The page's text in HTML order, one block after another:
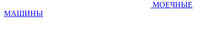
МОЕЧНЫЕ
МАШИНЫ